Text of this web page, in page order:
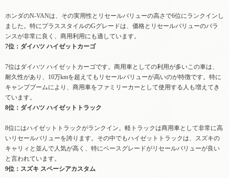
ホンダのN-VANは、その実用性とリセールバリューの高さで6位にランクインし
ました。特にプラススタイルのGグレードは、価格とリセールバリューのバラ
ンスが非常に良く、商用利用にも適しています。
7位：ダイハツ ハイゼットカーゴ
7位はダイハツ ハイゼットカーゴです。商用車としての利用が多いこの車は、
耐久性があり、10万kmを超えてもリセールバリューが高いのが特徴です。特に
キャンプブームにより、商用車をファミリーカーとして使用する人も増えてき
ています。
8位：ダイハツ ハイゼットトラック
8位にはハイゼットトラックがランクイン。軽トラックは商用車として非常に高
いリセールバリューを誇ります。その中でもハイゼットトラックは、スズキの
キャリィと並んで人気が高く、特にベースグレードがリセールバリューが良い
と言われています。
9位：スズキ スペーシアカスタム